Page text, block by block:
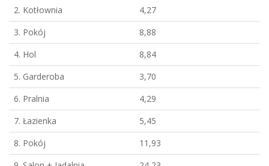
2. Kotłownia
4,27
3. Pokój
8,88
4. Hol
8,84
5. Garderoba
3,70
6. Pralnia
4,29
7. Łazienka
5,45
8. Pokój
11,93